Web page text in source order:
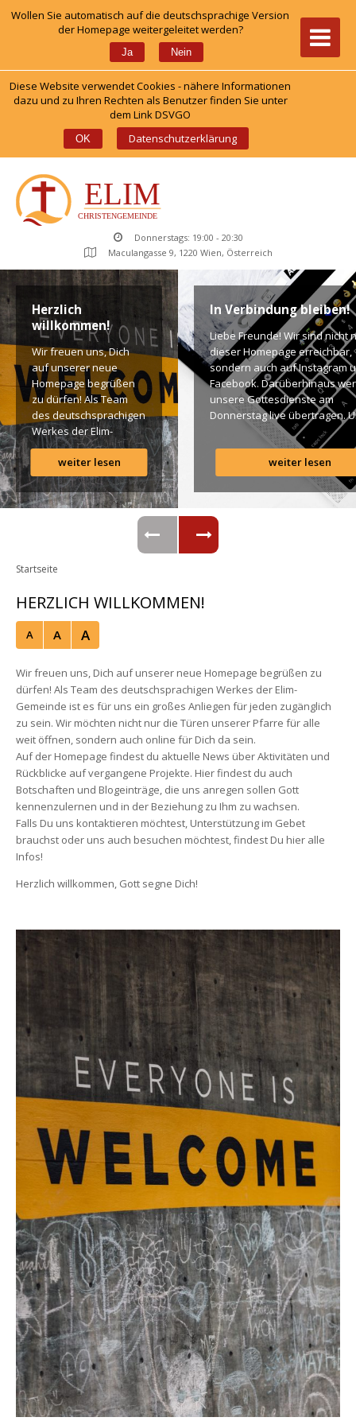
Wollen Sie automatisch auf die deutschsprachige Version
der Homepage weitergeleitet werden?
Ja Nein
Diese Website verwendet Cookies - nähere Informationen
dazu und zu Ihren Rechten als Benutzer finden Sie unter
dem Link DSVGO
OK Datenschutzerklärung
Donnerstags: 19:00 - 20:30
Maculangasse 9, 1220 Wien, Österreich
Herzlich
willkommen!
Wir freuen uns, Dich
auf unserer neue
Homepage begrüßen
zu dürfen! Als Team
des deutschsprachigen
Werkes der Elim-
Gemeinde ist es für
uns ein großes
Anliegen […]
weiter lesen
In Verbindung bleiben!
Liebe Freunde! Wir sind nicht
dieser Homepage erreichbar,
ondern auch auf Instagram
Facebook. Darüberhinaus
unsere Gottesdienste am
Donnerstag live übertragen.
findet Ihr dazu alle Links.
Segen! Live-Übertragung
Gottesdienst: http://
Instagram: http://elim.wien
Facebook:
https://www.facebook.com/
Photo by iabzd on Unsplash
weiter lesen
Startseite
HERZLICH WILLKOMMEN!
A A A
Wir freuen uns, Dich auf unserer neue Homepage begrüßen zu
dürfen! Als Team des deutschsprachigen Werkes der Elim-
Gemeinde ist es für uns ein großes Anliegen für jeden zugänglich
zu sein. Wir möchten nicht nur die Türen unserer Pfarre für alle
weit öffnen, sondern auch online für Dich da sein.
Auf der Homepage findest du aktuelle News über Aktivitäten und
Rückblicke auf vergangene Projekte. Hier findest du auch
Botschaften und Blogeinträge, die uns anregen sollen Gott
kennenzulernen und in der Beziehung zu Ihm zu wachsen.
Falls Du uns kontaktieren möchtest, Unterstützung im Gebet
brauchst oder uns auch besuchen möchtest, findest Du hier alle
Infos!
Herzlich willkommen, Gott segne Dich!